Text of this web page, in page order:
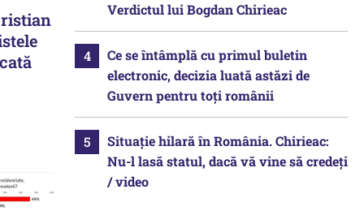
Verdictul lui Bogdan Chirieac
Ce se întâmplă cu primul buletin
electronic, decizia luată astăzi de
Guvern pentru toți românii
Situație hilară în România. Chirieac:
Nu-l lasă statul, dacă vă vine să credeți
/ video